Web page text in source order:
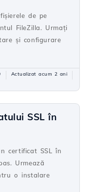
de pe
FileZilla. Urmați
și configurare
Actualizat acum 2 ani
SSL în
certificat SSL în
Urmează
o instalare